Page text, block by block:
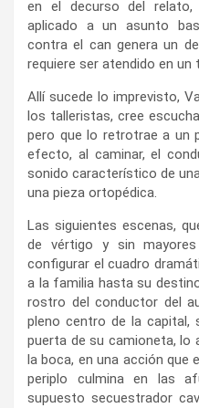
en el decurso del
aplicado a un asunto
contra el can genera un
requiere ser atendido en un
Allí sucede lo imprevisto,
los talleristas, cree
pero que lo retrotrae a un
efecto, al caminar, el
sonido característico de
una pieza ortopédica.
Las siguientes escenas,
de vértigo y sin mayores
configurar el cuadro
a la familia hasta su
rostro del conductor del
pleno centro de la capital,
puerta de su camioneta, lo
la boca, en una acción que
periplo culmina en las
supuesto secuestrador